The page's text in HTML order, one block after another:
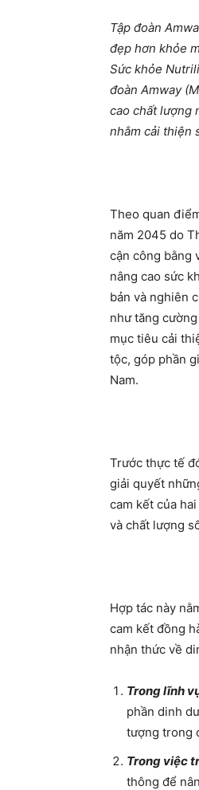
Tập đoàn
đẹp hơn khỏe
Sức khỏe
đoàn Amway
cao chất lượng
nhằm cải thiện
Theo quan
năm 2045 do
cận công bằng
nâng cao sức
bản và nghiên
như tăng
mục tiêu cải
tộc, góp phần
Nam.
Trước thực tế
giải quyết
cam kết của
và chất lượng
Hợp tác này
cam kết đồng
nhận thức về
Trong lĩnh
phần dinh
tượng trong
Trong việc
thông để